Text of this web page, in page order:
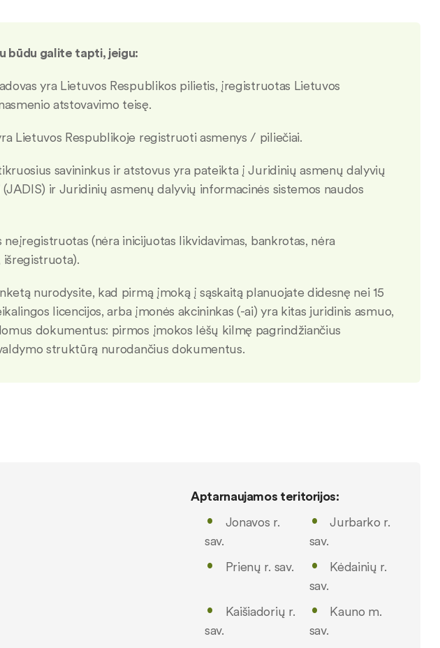
būdu galite tapti, jeigu:
yra Lietuvos Respublikos pilietis, įregistruotas Lietuvos
atstovavimo teisę.
Lietuvos Respublikoje registruoti asmenys / piliečiai.
savininkus ir atstovus yra pateikta į Juridinių asmenų dalyvių
ir Juridinių asmenų dalyvių informacinės sistemos naudos
(nėra inicijuotas likvidavimas, bankrotas, nėra
nurodysite, kad pirmą įmoką į sąskaitą planuojate didesnę nei 15
licencijos, arba įmonės akcininkas (-ai) yra kitas juridinis asmuo,
dokumentus: pirmos įmokos lėšų kilmę pagrindžiančius
struktūrą nurodančius dokumentus.
Aptarnaujamos teritorijos:
Jonavos r.
sav.
Jurbarko r.
sav.
Prienų r. sav.
Kėdainių r.
sav.
Kaišiadorių r.
sav.
Kauno m.
sav.